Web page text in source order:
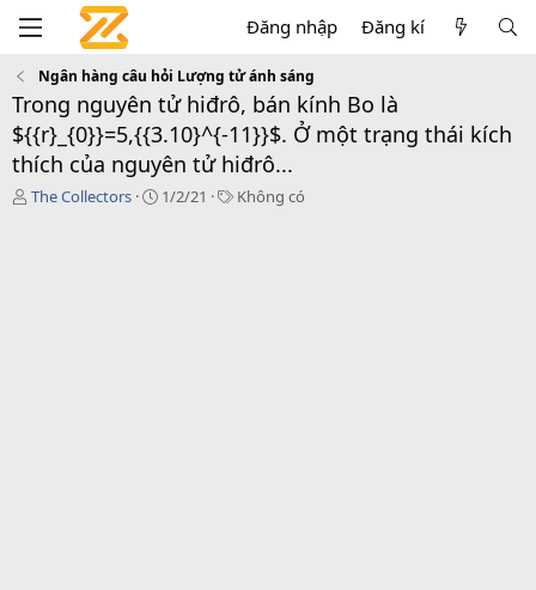
Đăng nhập Đăng kí
Ngân hàng câu hỏi Lượng tử ánh sáng
Trong nguyên tử hiđrô, bán kính Bo là
${{r}_{0}}=5,{{3.10}^{-11}}$. Ở một trạng thái kích
thích của nguyên tử hiđrô...
T
The Collectors
C1/2/21
T
Không có